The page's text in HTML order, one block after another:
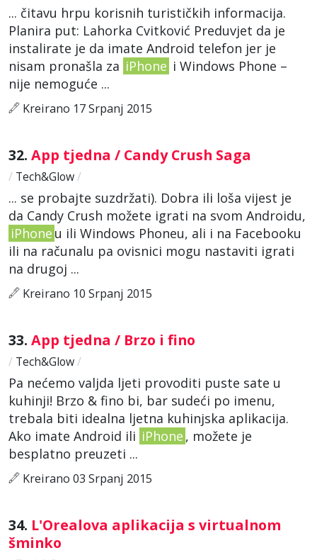
... čitavu hrpu korisnih turističkih informacija.
Planira put: Lahorka Cvitković Preduvjet da je
instalirate je da imate Android telefon jer je
nisam pronašla za iPhone i Windows Phone –
nije nemoguće ...
Kreirano 17 Srpanj 2015
32. App tjedna / Candy Crush Saga
/ Tech&Glow/
... se probajte suzdržati). Dobra ili loša vijest je
da Candy Crush možete igrati na svom Androidu,
iPhone u ili Windows Phoneu, ali i na Facebooku
ili na računalu pa ovisnici mogu nastaviti igrati
na drugoj ...
Kreirano 10 Srpanj 2015
33. App tjedna / Brzo i fino
/ Tech&Glow/
Pa nećemo valjda ljeti provoditi puste sate u
kuhinji! Brzo & fino bi, bar sudeći po imenu,
trebala biti idealna ljetna kuhinjska aplikacija.
Ako imate Android ili iPhone , možete je
besplatno preuzeti ...
Kreirano 03 Srpanj 2015
34. L'Orealova aplikacija s virtualnom
šminko